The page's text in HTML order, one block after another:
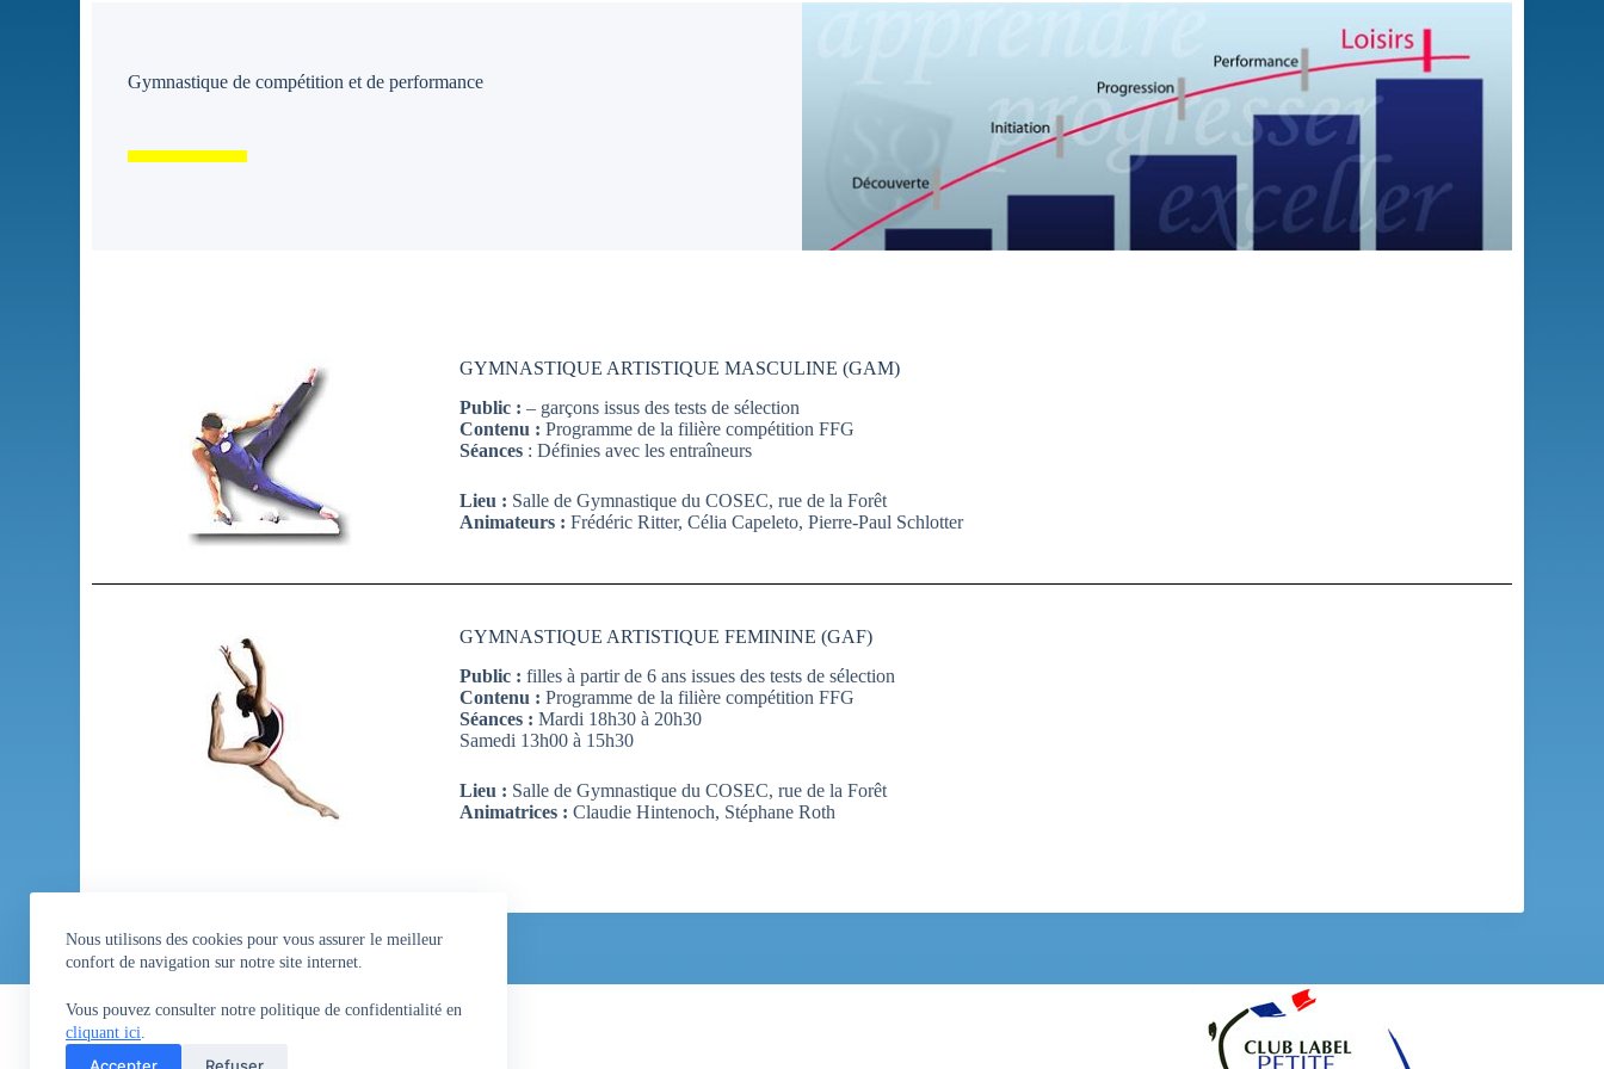
Nous utilisons des cookies pour vous assurer le meilleur
confort de navigation sur notre site internet.
Vous pouvez consulter notre politique de confidentialité en
cliquant ici.
Accepter Refuser
Gymnastique de compétition et de performance
GYMNASTIQUE ARTISTIQUE MASCULINE (GAM)
Public : – garçons issus des tests de sélection
Contenu : Programme de la filière compétition FFG
Séances : Définies avec les entraîneurs
Lieu : Salle de Gymnastique du COSEC, rue de la Forêt
Animateurs : Frédéric Ritter, Célia Capeleto, Pierre-Paul Schlotter
GYMNASTIQUE ARTISTIQUE FEMININE (GAF)
Public : filles à partir de 6 ans issues des tests de sélection
Contenu : Programme de la filière compétition FFG
Séances : Mardi 18h30 à 20h30
Samedi 13h00 à 15h30
Lieu : Salle de Gymnastique du COSEC, rue de la Forêt
Animatrices : Claudie Hintenoch, Stéphane Roth
Salle d’entrainement COSEC
16, rue de la Forêt